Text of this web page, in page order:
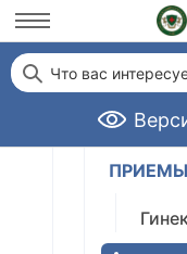
Что вас
ОПЕРАЦИИ
УСЛУГИ